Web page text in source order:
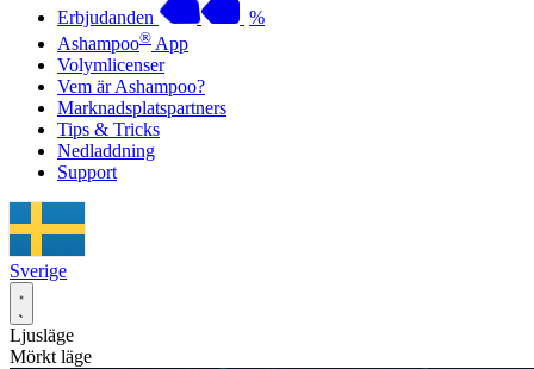
Erbjudanden
%
Ashampoo® App
Volymlicenser
Vem är Ashampoo?
Marknadsplatspartners
Tips & Tricks
Nedladdning
Support
Sverige
Ljusläge
Mörkt läge